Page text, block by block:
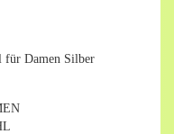
für Damen Silber